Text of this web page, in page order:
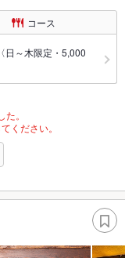
コース
日～木限定・5,000
。
ください。